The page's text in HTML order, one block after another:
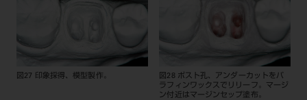
図27 印象採得、模型製作。
図28 ポスト孔、アンダーカットをパ
ラフィンワックスでリリーフ。マージ
ン付近はマージンセップ塗布。